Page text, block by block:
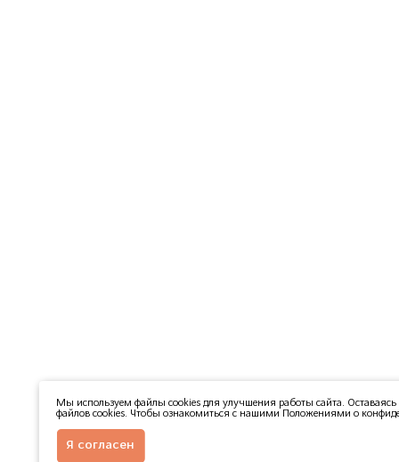
Мы используем файлы cookies для улучшения работы сайта.
файлов cookies. Чтобы ознакомиться с нашими Положениями о
Я согласен